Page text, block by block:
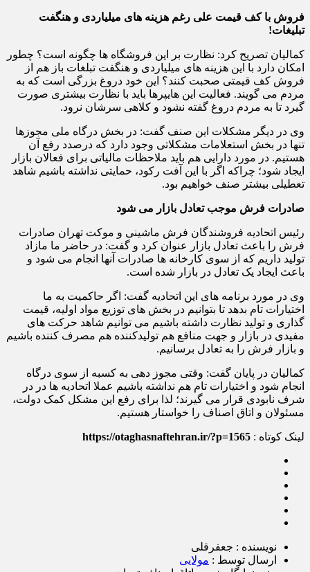
فروش با کف قیمت علی رغم هزینه های میلیاردی و هنگفت
تبلیغات!
کمالیان تصریح کرد: نظارت بر این فروشگاه ها چگونه است؟ چطور
امکان دارد با این هزینه های میلیاردی و هنگفت تبلغات باز هم از
فروش کف قیمتی صحبت کنند؟ این خود دروغ بزرگی است که به
مردم می گویند. فعالیت این هایپرها باید با نظارت بیشتری صورت
گیرد تا به مردم دروغ گفته نشود و کلاهی سرشان نرود.
وی در دیگر مشکلات این صنف گفت: در بخش درگاه ملی مجوزها
تنها در بخش استعلامات مشکلاتی وجود دارد که درصدد رفع آن
هستیم. در مورد دارایی هم باید ملاحظات مالیاتی برای فعالان بازار
ایجاد شود؛ چراکه اگر با این آفت رکود، حمایتی نداشته باشیم شاهد
تعطیلی بیشتر صنف خواهیم بود.
صادرات فرش موجب تعادل بازار می شود
رئیس اتحادیه فروشندگان فرش ماشینی و موکت تهران صادرات
فرش را باعث تعادل بازار عنوان کرد و گفت: در حاضر ما مازاد
تولید داریم که از سوی کارخانه ها صادرات آنها انجام می شود و
باعث ایجاد یک تعادل در بازار شده است.
وی در مورد برنامه های این اتحادیه گفت: اگر حاکمیت به ما
اختیارات تام بدهد تا بتوانیم در بخش های توزیع مواد اولیه، قیمت
گذاری و تولید نظارت داشته باشیم می توانیم شاهد حرکت های
مفیدی در بازار و جهت منافع هم تولیدکننده هم مصرف کننده باشیم
و بازار فرش را به تعادل برسانیم.
کمالیان در پایان گفت: وقتی مجوز دهی به کسبه از سوی درگاه
انجام شود و اختیارات تام هم نداشته باشیم عملا اتحادیه ها در در
شرف نابودی قرار می گیرند؛ لذا برای رفع این مشکل کمک دولت،
مسئولان و اتاق اصناف را خواستار هستیم.
لینک کوتاه : https://otaghasnaftehran.ir/?p=1565
نویسنده : جعفرقلی
ارسال توسط : مولایی